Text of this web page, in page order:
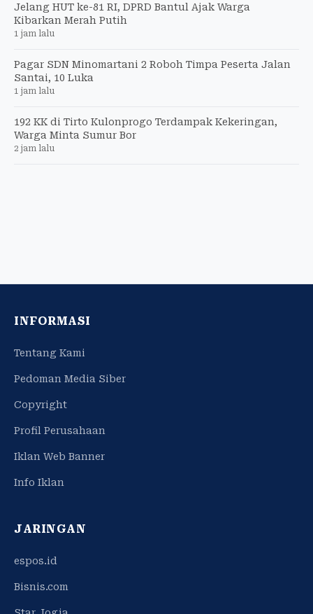
Jelang HUT ke-81 RI, DPRD Bantul Ajak Warga
Kibarkan Merah Putih
1 jam lalu
Pagar SDN Minomartani 2 Roboh Timpa Peserta Jalan
Santai, 10 Luka
1 jam lalu
192 KK di Tirto Kulonprogo Terdampak Kekeringan,
Warga Minta Sumur Bor
2 jam lalu
INFORMASI
Tentang Kami
Pedoman Media Siber
Copyright
Profil Perusahaan
Iklan Web Banner
Info Iklan
JARINGAN
espos.id
Bisnis.com